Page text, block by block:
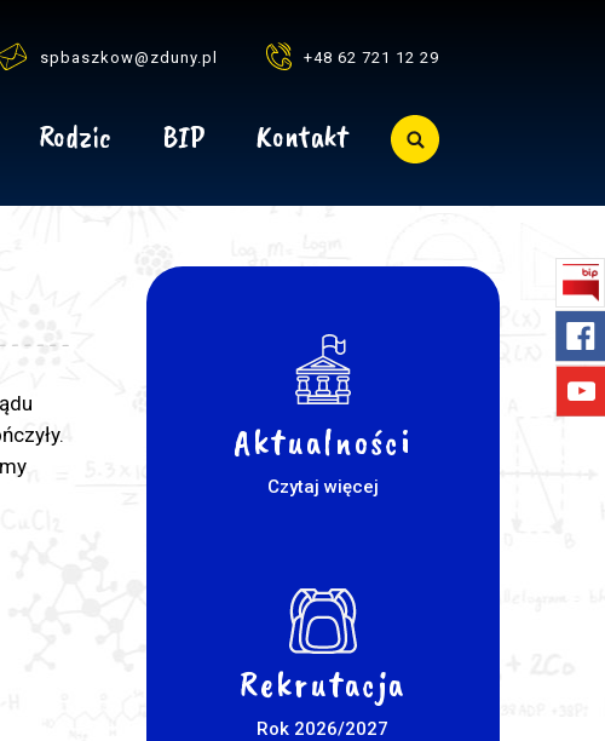
spbaszkow@zduny.pl +48 62 721 12 29
Rodzic BIP Kontakt
Aktualności
Czytaj więcej
Rekrutacja
Rok 2026/2027